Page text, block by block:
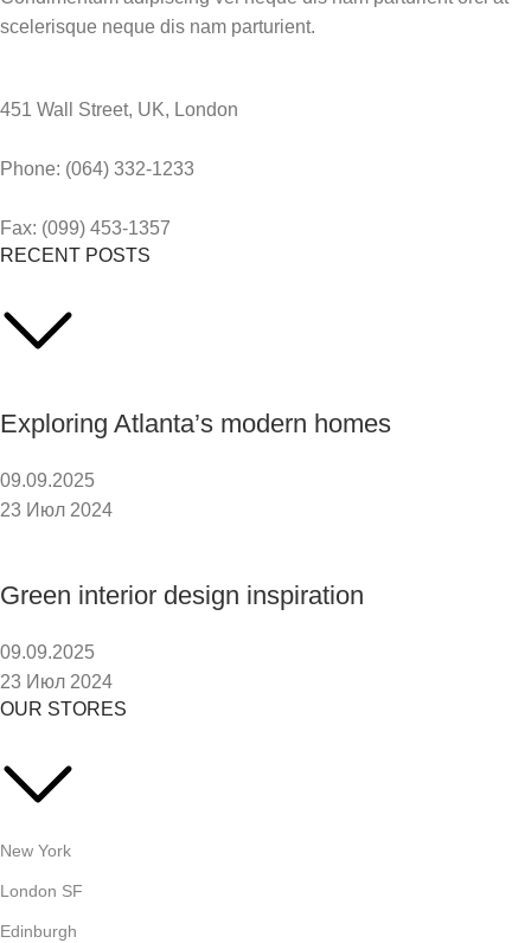
scelerisque neque dis nam parturient.
451 Wall Street, UK, London
Phone: (064) 332-1233
Fax: (099) 453-1357
RECENT POSTS
Exploring Atlanta’s modern homes
09.09.2025
23 Июл 2024
Green interior design inspiration
09.09.2025
23 Июл 2024
OUR STORES
New York
London SF
Edinburgh